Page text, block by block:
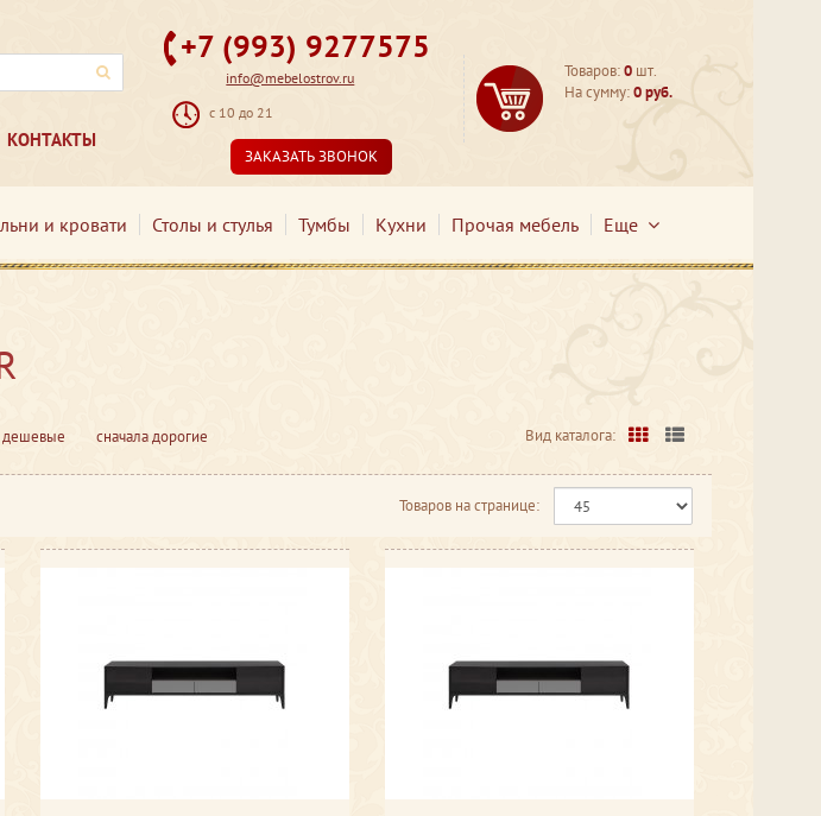
КОНТАКТЫ
+7 (993) 9277575
info@mebelostrov.ru
с 10 до 21
ЗАКАЗАТЬ ЗВОНОК
Товаров:0 шт.
На сумму:0 руб.
и кровати Столы и стулья Тумбы Кухни Прочая мебель Еще
дешевые сначала дорогие Вид каталога:
Товаров на странице: